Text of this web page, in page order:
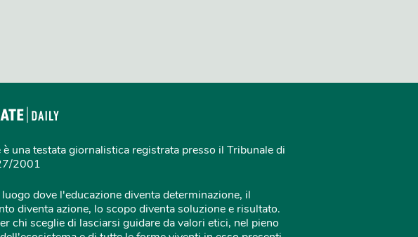
è una testata giornalistica registrata presso il Tribunale di
2001
dove l'educazione diventa determinazione, il
diventa azione, lo scopo diventa soluzione e risultato.
chi sceglie di lasciarsi guidare da valori etici, nel pieno